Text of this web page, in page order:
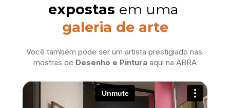
expostas
galeria de arte
Você também pode ser um artista prestigiado nas
mostras de Desenho e Pintura aqui na ABRA